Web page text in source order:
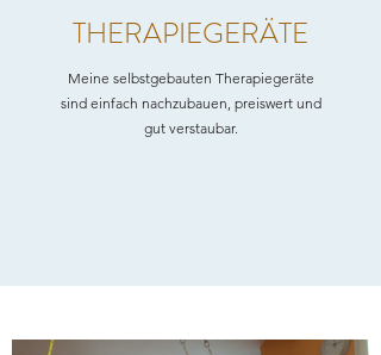
THERAPIEGERÄTE
Meine selbstgebauten Therapiegeräte
sind einfach nachzubauen, preiswert und
gut verstaubar.